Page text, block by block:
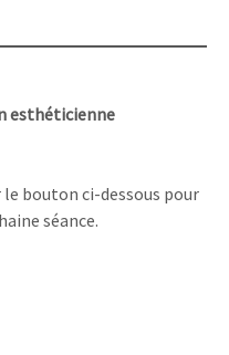
esthéticienne
bouton ci-dessous pour
séance.